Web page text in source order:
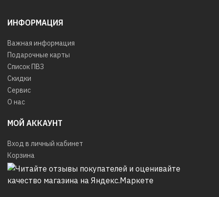
ИНФОРМАЦИЯ
Важная информация
Подарочные карты
Список ПВЗ
Скидки
Сервис
О нас
МОЙ АККАУНТ
Вход в личный кабинет
Корзина